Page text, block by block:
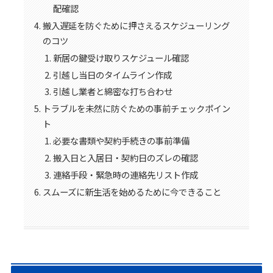
配確認
搬入遅延を防ぐために押さえるスケジューリング
のコツ
新居の鍵受け取りスケジュール確認
引越し当日のタイムライン作成
引越し業者と綿密な打ち合わせ
トラブルを未然に防ぐための事前チェックポイン
ト
必要な書類や契約手続きの事前準備
搬入日と入居日・契約日のズレの確認
連絡手段・緊急時の連絡先リスト作成
スムーズに新生活を始めるために今できること